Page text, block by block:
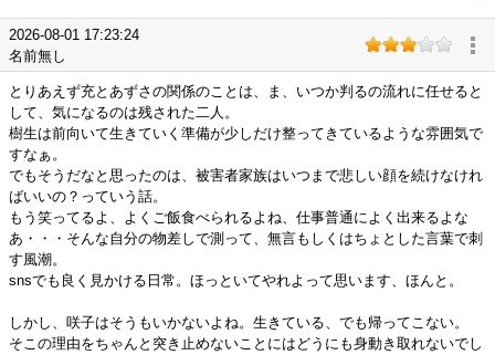
2026-08-01 17:23:24
名前無し
とりあえず充とあずさの関係のことは、ま、いつか判るの流れに任せると
して、気になるのは残された二人。
樹生は前向いて生きていく準備が少しだけ整ってきているような雰囲気で
すなぁ。
でもそうだなと思ったのは、被害者家族はいつまで悲しい顔を続けなけれ
ばいいの？っていう話。
もう笑ってるよ、よくご飯食べられるよね、仕事普通によく出来るよな
あ・・・そんな自分の物差しで測って、無言もしくはちょとした言葉で刺
す風潮。
snsでも良く見かける日常。ほっといてやれよって思います、ほんと。
しかし、咲子はそうもいかないよね。生きている、でも帰ってこない。
そこの理由をちゃんと突き止めないことにはどうにも身動き取れないでし